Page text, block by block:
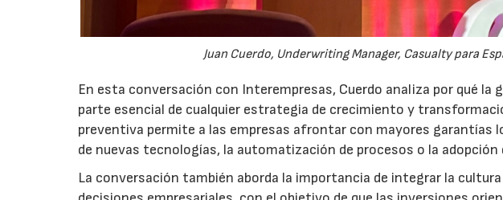
Juan Cuerdo, Underwriting Manager, Casualty para
En esta conversación con Interempresas, Cuerdo analiza por qué la
parte esencial de cualquier estrategia de crecimiento y
preventiva permite a las empresas afrontar con mayores garantías
de nuevas tecnologías, la automatización de procesos o la adopción
La conversación también aborda la importancia de integrar la